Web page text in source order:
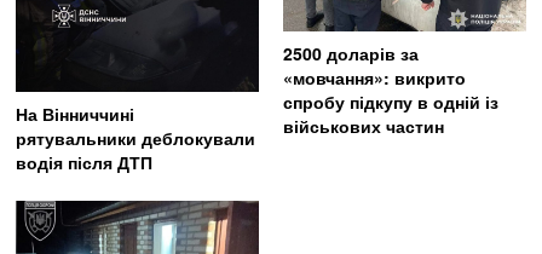
На Вінниччині
рятувальники деблокували
водія після ДТП
2500 доларів за
«мовчання»: викрито
спробу підкупу в одній із
військових частин